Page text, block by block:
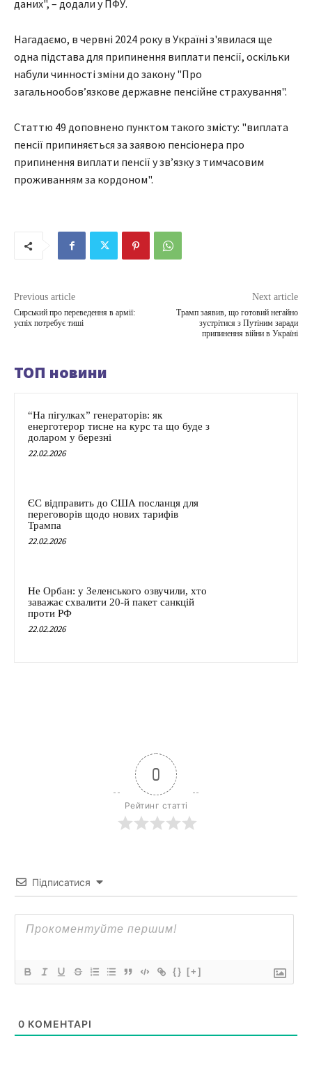
даних", – додали у ПФУ.
Нагадаємо, в червні 2024 року в Україні з'явилася ще
одна підстава для припинення виплати пенсії, оскільки
набули чинності зміни до закону "Про
загальнообов’язкове державне пенсійне страхування".
Статтю 49 доповнено пунктом такого змісту: "виплата
пенсії припиняється за заявою пенсіонера про
припинення виплати пенсії у зв’язку з тимчасовим
проживанням за кордоном".
Previous article
Сирський про переведення в армії:
успіх потребує тиші
Next article
Трамп заявив, що готовий негайно
зустрітися з Путіним заради
припинення війни в Україні
ТОП новини
“На пігулках” генераторів: як
енерготерор тисне на курс та що буде з
доларом у березні
22.02.2026
ЄС відправить до США посланця для
переговорів щодо нових тарифів
Трампа
22.02.2026
Не Орбан: у Зеленського озвучили, хто
заважає схвалити 20-й пакет санкцій
проти РФ
22.02.2026
0
Рейтинг статті
Підписатися
{} [+]
0 КОМЕНТАРІ